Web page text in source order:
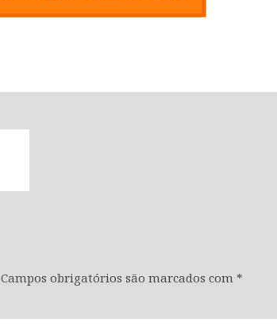
Campos obrigatórios são marcados com *